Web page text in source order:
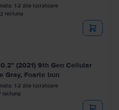
1-2 zile lucratoare
lei/luna
(2021) 9th Gen Cellular
Gray, Foarte bun
1-2 zile lucratoare
lei/luna